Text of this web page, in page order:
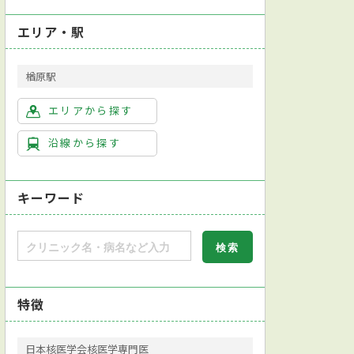
エリア・駅
楢原駅
エリアから探す
沿線から探す
キーワード
特徴
日本核医学会核医学専門医